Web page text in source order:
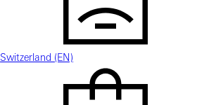
Switzerland (EN)